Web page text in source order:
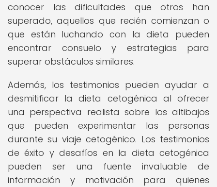
conocer las dificultades que otros han
superado, aquellos que recién comienzan o
que están luchando con la dieta pueden
encontrar consuelo y estrategias para
superar obstáculos similares.
Además, los testimonios pueden ayudar a
desmitificar la dieta cetogénica al ofrecer
una perspectiva realista sobre los altibajos
que pueden experimentar las personas
durante su viaje cetogénico. Los testimonios
de éxito y desafíos en la dieta cetogénica
pueden ser una fuente invaluable de
información y motivación para quienes